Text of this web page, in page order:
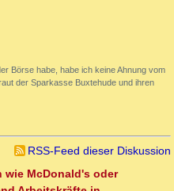
Börse habe, habe ich keine Ahnung vom
der Sparkasse Buxtehude und ihren
RSS-Feed dieser Diskussion
wie McDonald's oder